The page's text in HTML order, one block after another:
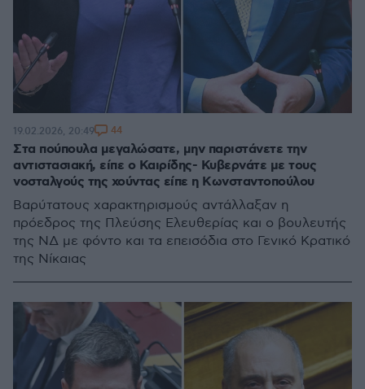
Στα πούπουλα μεγαλώσατε, μην παριστάνετε την
αντιστασιακή, είπε ο Καιρίδης- Κυβερνάτε με τους
νοσταλγούς της χούντας είπε η Κωνσταντοπούλου
Βαρύτατους χαρακτηρισμούς αντάλλαξαν η
πρόεδρος της Πλεύσης Ελευθερίας και ο βουλευτής
της ΝΔ με φόντο και τα επεισόδια στο Γενικό Κρατικό
της Νίκαιας
19.02.2026, 20:49 44